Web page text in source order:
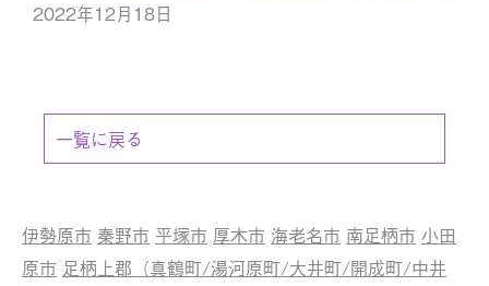
2022年12月18日
一覧に戻る
伊勢原市 秦野市 平塚市 厚木市 海老名市 南足柄市 小田
原市 足柄上郡（真鶴町/湯河原町/大井町/開成町/中井